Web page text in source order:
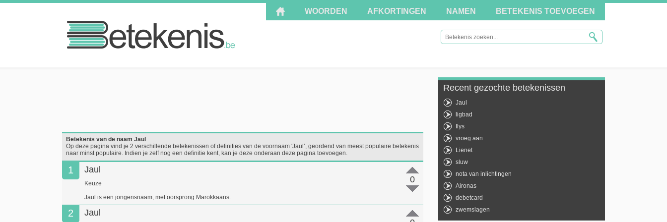
WOORDEN AFKORTINGEN NAMEN BETEKENIS TOEVOEGEN
Betekenis van de naam Jaul
Op deze pagina vind je 2 verschillende betekenissen of definities van de voornaam 'Jaul’, geordend van meest populaire betekenis
naar minst populaire. Indien je zelf nog een definitie kent, kan je deze onderaan deze pagina toevoegen.
1
0
Jaul
Keuze
Jaul is een jongensnaam, met oorsprong Marokkaans.
2 Jaul
Recent gezochte betekenissen
Jaul
ligbad
Ilys
vroeg aan
Lienet
sluw
nota van inlichtingen
Aironas
debetcard
zwemslagen